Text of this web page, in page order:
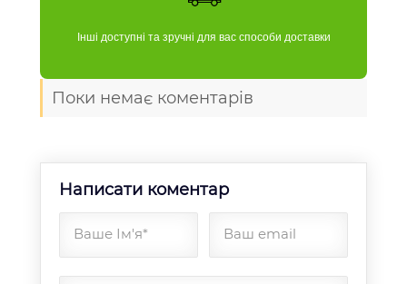
Інші доступні та зручні для вас способи доставки
Поки немає коментарів
Написати коментар
Ваше Ім'я* Ваш email